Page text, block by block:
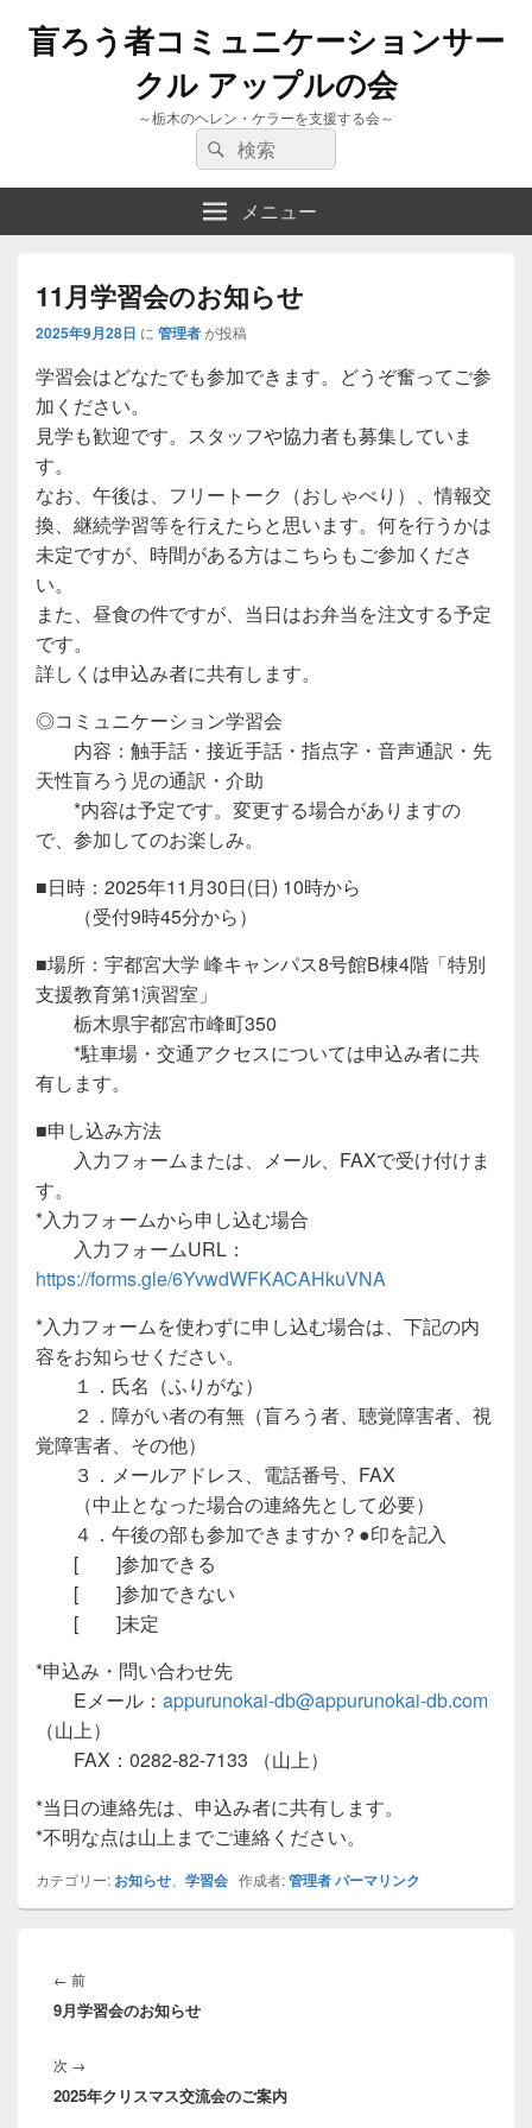
盲ろう者コミュニケーションサー
クル アップルの会
～栃木のヘレン・ケラーを支援する会～
検
索:
検
索
メニュー
11月学習会のお知らせ
2025年9月28日 に 管理者が投稿
学習会はどなたでも参加できます。どうぞ奮ってご参
加ください。
見学も歓迎です。スタッフや協力者も募集していま
す。
なお、午後は、フリートーク（おしゃべり）、情報交
換、継続学習等を行えたらと思います。何を行うかは
未定ですが、時間がある方はこちらもご参加くださ
い。
また、昼食の件ですが、当日はお弁当を注文する予定
です。
詳しくは申込み者に共有します。
◎コミュニケーション学習会
内容：触手話・接近手話・指点字・音声通訳・先
天性盲ろう児の通訳・介助
*内容は予定です。変更する場合がありますの
で、参加してのお楽しみ。
■日時：2025年11月30日(日) 10時から
（受付9時45分から）
■場所：宇都宮大学 峰キャンパス8号館B棟4階「特別
支援教育第1演習室」
栃木県宇都宮市峰町350
*駐車場・交通アクセスについては申込み者に共
有します。
■申し込み方法
入力フォームまたは、メール、FAXで受け付けま
す。
*入力フォームから申し込む場合
入力フォームURL：
https://forms.gle/6YvwdWFKACAHkuVNA
*入力フォームを使わずに申し込む場合は、下記の内
容をお知らせください。
１．氏名（ふりがな）
２．障がい者の有無（盲ろう者、聴覚障害者、視
覚障害者、その他）
３．メールアドレス、電話番号、FAX
（中止となった場合の連絡先として必要）
４．午後の部も参加できますか？●印を記入
[ ]参加できる
[ ]参加できない
[ ]未定
*申込み・問い合わせ先
Eメール： appurunokai-db@appurunokai-db.com
（山上）
FAX：0282-82-7133 （山上）
*当日の連絡先は、申込み者に共有します。
*不明な点は山上までご連絡ください。
カテゴリー: お知らせ 学習会 作成者:管理者パーマリンク
稿
ナ
ゲ
ー
シ
← 前前
の
9月学習会のお知らせ
次 →
の
2025年クリスマス交流会のご案内